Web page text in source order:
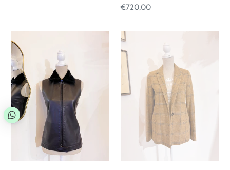
Prezzo
listino
€720,00
Prada
vintage
-
taglia
S
Blazer
scozzese
Taglia
40/42